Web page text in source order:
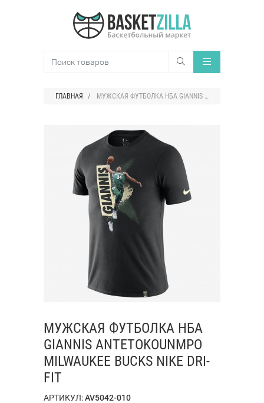
ГЛАВНАЯ МУЖСКАЯ ФУТБОЛКА НБА GIANNIS ANTETOKOUNMPO MILWAUKEE BUCKS NIKE DRI-FIT
МУЖСКАЯ ФУТБОЛКА НБА
GIANNIS ANTETOKOUNMPO
MILWAUKEE BUCKS NIKE DRI-
FIT
АРТИКУЛ:AV5042-010